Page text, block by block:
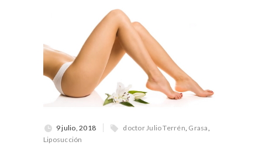
9 julio, 2018 doctor Julio Terrén, Grasa,
Liposucción